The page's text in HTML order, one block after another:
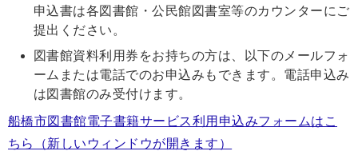
申込書は各図書館・公民館図書室等のカウンターにご
提出ください。
図書館資料利用券をお持ちの方は、以下のメールフォ
ームまたは電話でのお申込みもできます。電話申込み
は図書館のみ受付けます。
船橋市図書館電子書籍サービス利用申込みフォームはこ
ちら（新しいウィンドウが開きます）